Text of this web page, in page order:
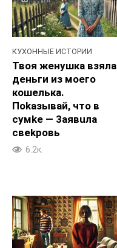
КУХОННЫЕ ИСТОРИИ
Твоя женушка взяла
деньги из моего
кошелька.
Пokaзывай, что в
cyмke — 3aявuла
свekpoвь
6.2к.